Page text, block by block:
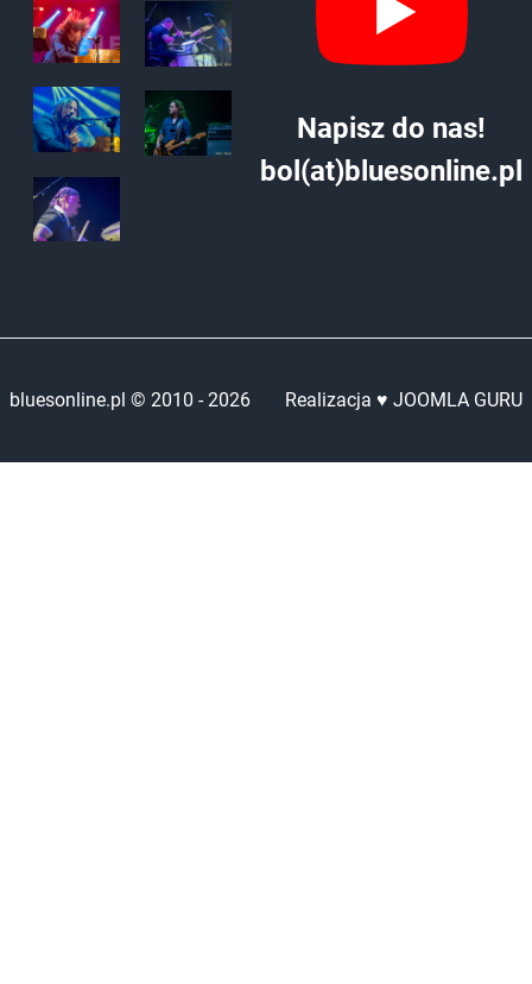
Napisz do nas!
bol(at)bluesonline.pl
bluesonline.pl © 2010 -2026 Realizacja ♥ JOOMLA GURU